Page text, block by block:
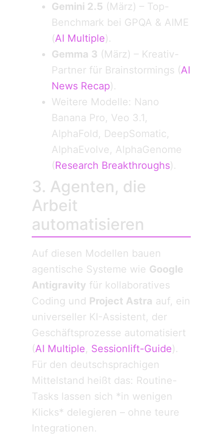
Gemini 2.5 (März) – Top-
Benchmark bei GPQA & AIME
(AI Multiple).
Gemma 3 (März) – Kreativ-
Partner für Brainstormings (AI
News Recap).
Weitere Modelle: Nano
Banana Pro, Veo 3.1,
AlphaFold, DeepSomatic,
AlphaEvolve, AlphaGenome
(Research Breakthroughs).
3. Agenten, die
Arbeit
automatisieren
Auf diesen Modellen bauen
agentische Systeme wie Google
Antigravity für kollaboratives
Coding und Project Astra auf, ein
universeller KI-Assistent, der
Geschäftsprozesse automatisiert
(AI Multiple, Sessionlift-Guide).
Für den deutschsprachigen
Mittelstand heißt das: Routine-
Tasks lassen sich *in wenigen
Klicks* delegieren – ohne teure
Integrationen.